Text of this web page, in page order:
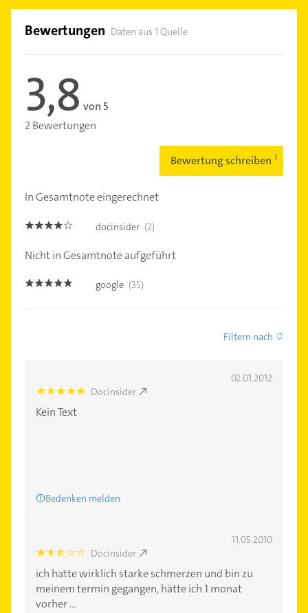
Bewertungen Daten aus 1 Quelle
3,8 von 5
2 Bewertungen
Bewertung schreiben
In Gesamtnote eingerechnet
3.8 docinsider (2)
Nicht in Gesamtnote aufgeführt
4.7000003 google (35)
Filtern nach
02.01.2012
5.0 Docinsider
Kein Text
Bedenken melden
11.05.2010
2.6000001 Docinsider
ich hatte wirklich starke schmerzen und bin zu
meinem termin gegangen, hätte ich 1 monat
vorher ...